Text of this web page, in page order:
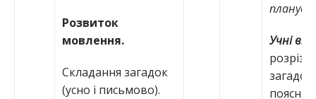
Розвиток
мовлення.
Складання загадок
(усно і письмово).
Учні
загадок;